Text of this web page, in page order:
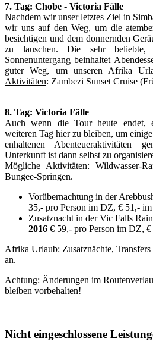
7. Tag: Chobe - Victoria Fälle
Nachdem wir unser letztes Ziel in
wir uns auf den Weg, um die
besichtigen und dem donnernden
zu lauschen. Die sehr beliebte,
Sonnenuntergang beinhaltet
guter Weg, um unseren Afrika
Aktivitäten: Zambezi Sunset Cruise
8. Tag: Victoria Fälle
Auch wenn die Tour heute endet,
weiteren Tag hier zu bleiben, um
enhaltenen Abenteueraktivitäten
Unterkunft ist dann selbst zu
Mögliche Aktivitäten: Wildwasser-
Bungee-Springen.
Vorübernachtung in der
35,- pro Person im DZ, € 51,-
Zusatznacht in der Vic Falls
2016 € 59,- pro Person im DZ,
Afrika Urlaub: Zusatznächte,
an.
Achtung: Änderungen im
bleiben vorbehalten!
Nicht eingeschlossene